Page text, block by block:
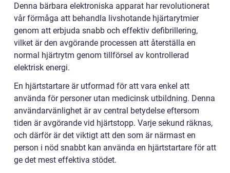
Denna bärbara elektroniska apparat har revolutionerat
vår förmåga att behandla livshotande hjärtarytmier
genom att erbjuda snabb och effektiv defibrillering,
vilket är den avgörande processen att återställa en
normal hjärtrytm genom tillförsel av kontrollerad
elektrisk energi.
En hjärtstartare är utformad för att vara enkel att
använda för personer utan medicinsk utbildning. Denna
användarvänlighet är av central betydelse eftersom
tiden är avgörande vid hjärtstopp. Varje sekund räknas,
och därför är det viktigt att den som är närmast en
person i nöd snabbt kan använda en hjärtstartare för att
ge det mest effektiva stödet.